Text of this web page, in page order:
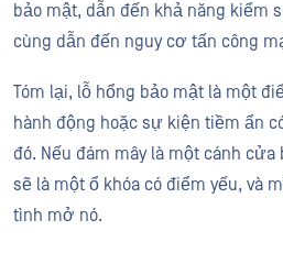
bảo mật, dẫn đến khả năng kiểm
cùng dẫn đến nguy cơ tấn công
Tóm lại, lỗ hổng bảo mật là một
hành động hoặc sự kiện tiềm ẩn
đó. Nếu đám mây là một cánh
sẽ là một ổ khóa có điểm yếu, và
tình mở nó.